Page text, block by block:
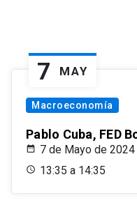
7 MAY
Macroeconomía
Pablo Cuba, FED
7 de Mayo de 2024
13:35 a 14:35